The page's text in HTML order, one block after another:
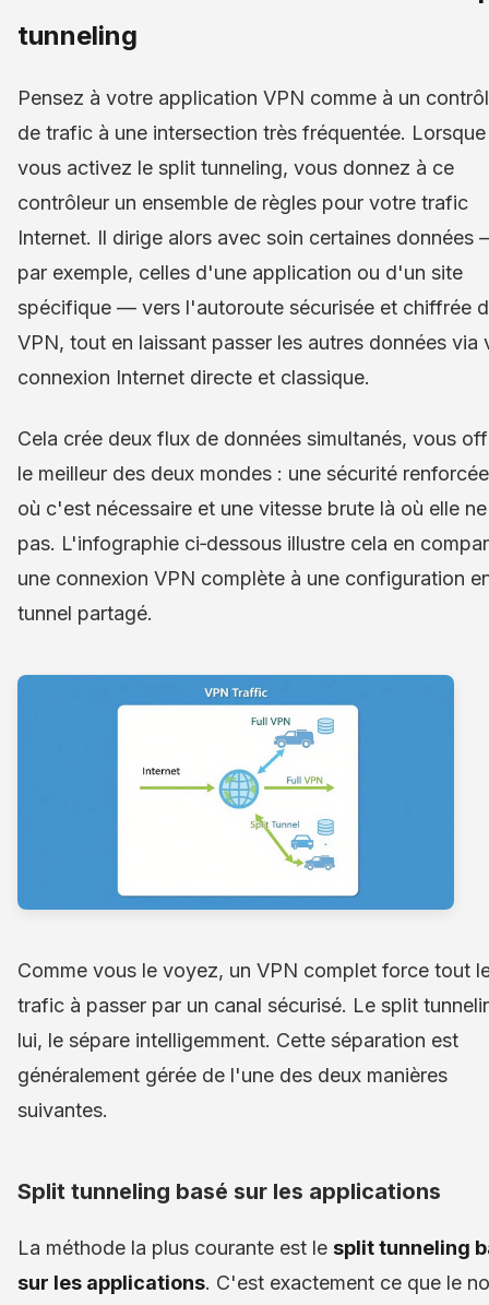
tunneling
Pensez à votre application VPN comme à un
de trafic à une intersection très fréquentée. Lorsque
vous activez le split tunneling, vous donnez à ce
contrôleur un ensemble de règles pour votre trafic
Internet. Il dirige alors avec soin certaines données
par exemple, celles d'une application ou d'un site
spécifique — vers l'autoroute sécurisée et chiffrée
VPN, tout en laissant passer les autres données via
connexion Internet directe et classique.
Cela crée deux flux de données simultanés, vous
le meilleur des deux mondes : une sécurité
où c'est nécessaire et une vitesse brute là où elle
pas. L'infographie ci‑dessous illustre cela en
une connexion VPN complète à une configuration
tunnel partagé.
Comme vous le voyez, un VPN complet force tout
trafic à passer par un canal sécurisé. Le split
lui, le sépare intelligemment. Cette séparation est
généralement gérée de l'une des deux manières
suivantes.
Split tunneling basé sur les applications
La méthode la plus courante est le split tunneling
sur les applications. C'est exactement ce que le